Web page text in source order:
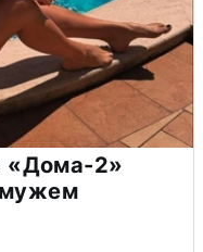
«Дома-2»
мужем